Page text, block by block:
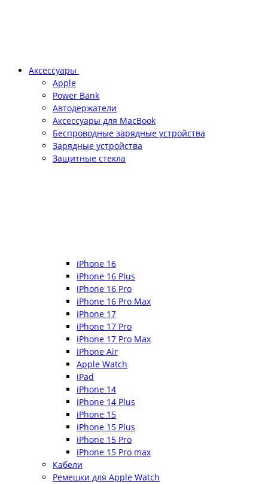
Аксессуары
Apple
Power Bank
Автодержатели
Аксессуары для MacBook
Беспроводные зарядные устройства
Зарядные устройства
Защитные стекла
iPhone 16
iPhone 16 Plus
iPhone 16 Pro
iPhone 16 Pro Max
iPhone 17
iPhone 17 Pro
iPhone 17 Pro Max
iPhone Air
Apple Watch
iPad
iPhone 14
iPhone 14 Plus
iPhone 15
iPhone 15 Plus
iPhone 15 Pro
iPhone 15 Pro max
Кабели
Ремешки для Apple Watch